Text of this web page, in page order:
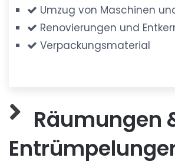
Umzug von Maschinen
Renovierungen und
Verpackungsmaterial
Räumungen